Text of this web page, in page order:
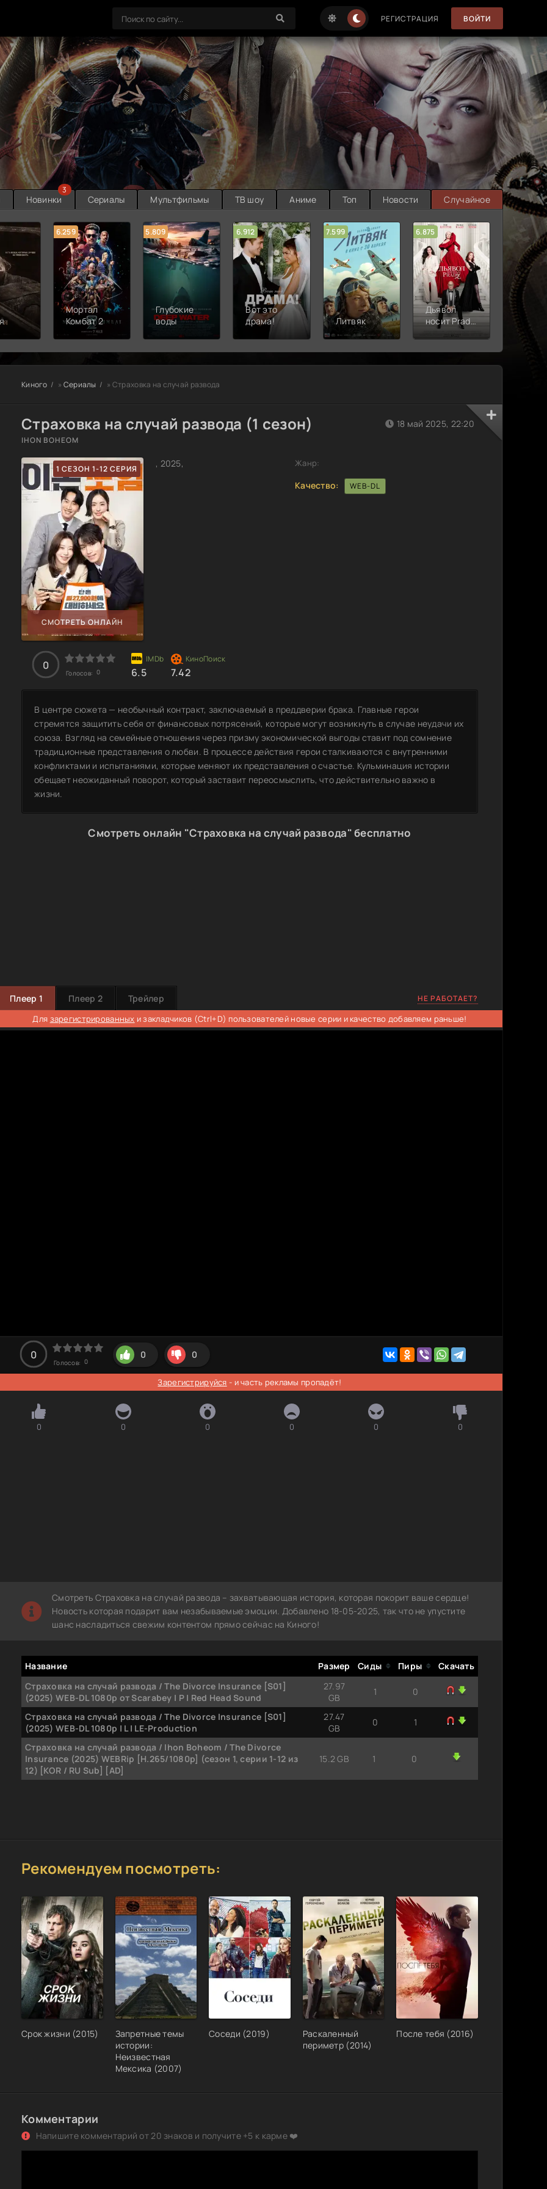
РЕГИСТРАЦИЯ ВОЙТИ
Новинки
3
Сериалы Мультфильмы ТВ шоу Аниме Топ Новости Случайное
6.259
Мортал
Комбат 2
5.809
Глубокие
воды
6.912
Вот это
драма!
7.599
Литвяк
6.875
Дьявол
носит Prada
2
6.314
Киного » Сериалы » Страховка на случай развода
Страховка на случай развода (1 сезон)
IHON BOHEOM
1 СЕЗОН 1-12 СЕРИЯ
СМОТРЕТЬ ОНЛАЙН
, 2025,
18 май 2025, 22:20
Жанр:
Качество: WEB-DL
0
Голосов: 0 6.5 7.42
В центре сюжета — необычный контракт, заключаемый в преддверии брака. Главные герои
стремятся защитить себя от финансовых потрясений, которые могут возникнуть в случае неудачи их
союза. Взгляд на семейные отношения через призму экономической выгоды ставит под сомнение
традиционные представления о любви. В процессе действия герои сталкиваются с внутренними
конфликтами и испытаниями, которые меняют их представления о счастье. Кульминация истории
обещает неожиданный поворот, который заставит переосмыслить, что действительно важно в
жизни.
Смотреть онлайн "Страховка на случай развода" бесплатно
Плеер 1 Плеер 2 Трейлер НЕ РАБОТАЕТ?
Для зарегистрированных и закладчиков (Ctrl+D) пользователей новые серии и качество добавляем раньше!
0
Голосов: 0
0 0
Зарегистрируйся - и часть рекламы пропадёт!
0 0 0 0 0 0
Смотреть Страховка на случай развода – захватывающая история, которая покорит ваше сердце!
Новость которая подарит вам незабываемые эмоции. Добавлено 18-05-2025, так что не упустите
шанс насладиться свежим контентом прямо сейчас на Киного!
Название Размер Сиды Пиры
Скачать
Страховка на случай развода / The Divorce Insurance [S01]
(2025) WEB-DL 1080p от Scarabey | P | Red Head Sound
27.97
GB
1 0
Страховка на случай развода / The Divorce Insurance [S01]
(2025) WEB-DL 1080p | L | LE-Production
27.47
GB
0 1
Страховка на случай развода / Ihon Boheom / The Divorce
Insurance (2025) WEBRip [H.265/1080p] (сезон 1, серии 1-12 из
12) [KOR / RU Sub] [AD]
15.2 GB 1 0
Рекомендуем посмотреть:
Срок жизни (2015)
Запретные темы
истории:
Неизвестная
Мексика (2007)
Соседи (2019)
Раскаленный
периметр (2014)
После тебя (2016)
Комментарии
Напишите комментарий от 20 знаков и получите +5 к карме ❤️